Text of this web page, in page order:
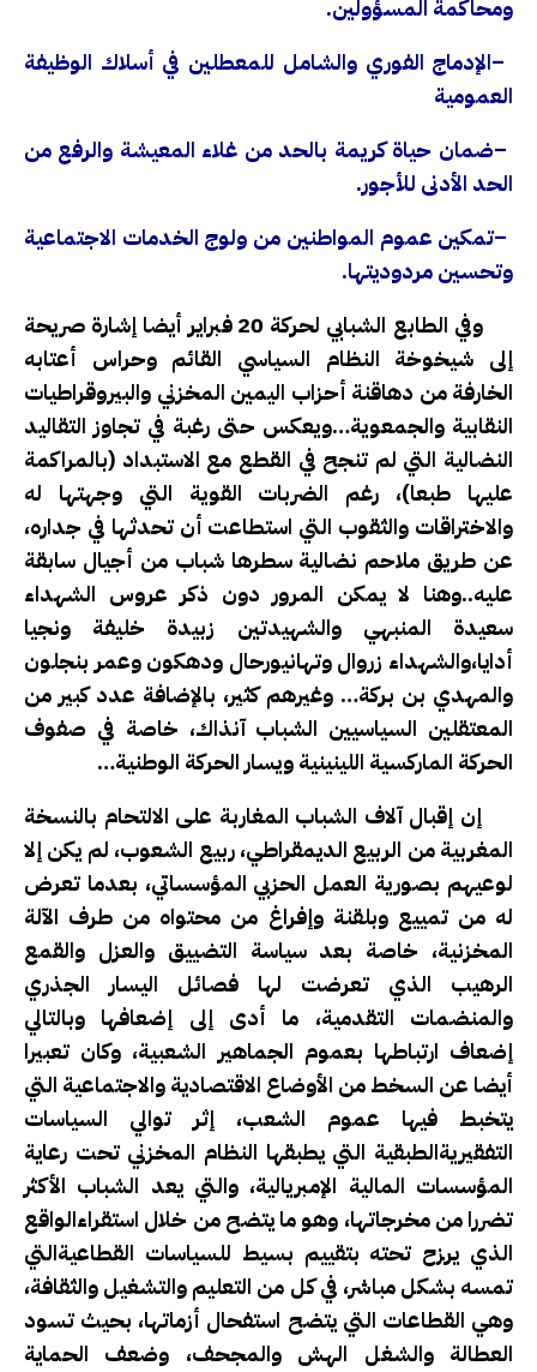
ومحاكمة المسؤولين.
–الإدماج الفوري والشامل للمعطلين في أسلاك الوظيفة
العمومية
–ضمان حياة كريمة بالحد من غلاء المعيشة والرفع من
الحد الأدنى للأجور.
–تمكين عموم المواطنين من ولوج الخدمات الاجتماعية
وتحسين مردوديتها.
وفي الطابع الشبابي لحركة 20 فبراير أيضا إشارة صريحة
إلى شيخوخة النظام السياسي القائم وحراس أعتابه
الخارفة من دهاقنة أحزاب اليمين المخزني والبيروقراطيات
النقابية والجمعوية…ويعكس حتى رغبة في تجاوز التقاليد
النضالية التي لم تنجح في القطع مع الاستبداد (بالمراكمة
عليها طبعا)، رغم الضربات القوية التي وجهتها له
والاختراقات والثقوب التي استطاعت أن تحدثها في جداره،
عن طريق ملاحم نضالية سطرها شباب من أجيال سابقة
عليه..وهنا لا يمكن المرور دون ذكر عروس الشهداء
سعيدة المنبهي والشهيدتين زبيدة خليفة ونجيا
أدايا،والشهداء زروال وتهانيورحال ودهكون وعمر بنجلون
والمهدي بن بركة… وغيرهم كثير، بالإضافة عدد كبير من
المعتقلين السياسيين الشباب آنذاك، خاصة في صفوف
الحركة الماركسية اللينينية ويسار الحركة الوطنية…
إن إقبال آلاف الشباب المغاربة على الالتحام بالنسخة
المغربية من الربيع الديمقراطي، ربيع الشعوب، لم يكن إلا
لوعيهم بصورية العمل الحزبي المؤسساتي، بعدما تعرض
له من تمييع وبلقنة وإفراغ من محتواه من طرف الآلة
المخزنية، خاصة بعد سياسة التضييق والعزل والقمع
الرهيب الذي تعرضت لها فصائل اليسار الجذري
والمنضمات التقدمية، ما أدى إلى إضعافها وبالتالي
إضعاف ارتباطها بعموم الجماهير الشعبية، وكان تعبيرا
أيضا عن السخط من الأوضاع الاقتصادية والاجتماعية التي
يتخبط فيها عموم الشعب، إثر توالي السياسات
التفقيريةالطبقية التي يطبقها النظام المخزني تحت رعاية
المؤسسات المالية الإمبريالية، والتي يعد الشباب الأكثر
تضررا من مخرجاتها، وهو ما يتضح من خلال استقراءالواقع
الذي يرزح تحته بتقييم بسيط للسياسات القطاعيةالتي
تمسه بشكل مباشر، في كل من التعليم والتشغيل والثقافة،
وهي القطاعات التي يتضح استفحال أزماتها، بحيث تسود
العطالة والشغل الهش والمجحف، وضعف الحماية